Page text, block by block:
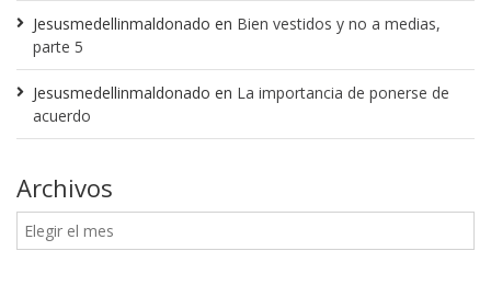
Jesusmedellinmaldonado en Bien vestidos y no a medias,
parte 5
Jesusmedellinmaldonado en La importancia de ponerse de
acuerdo
Archivos